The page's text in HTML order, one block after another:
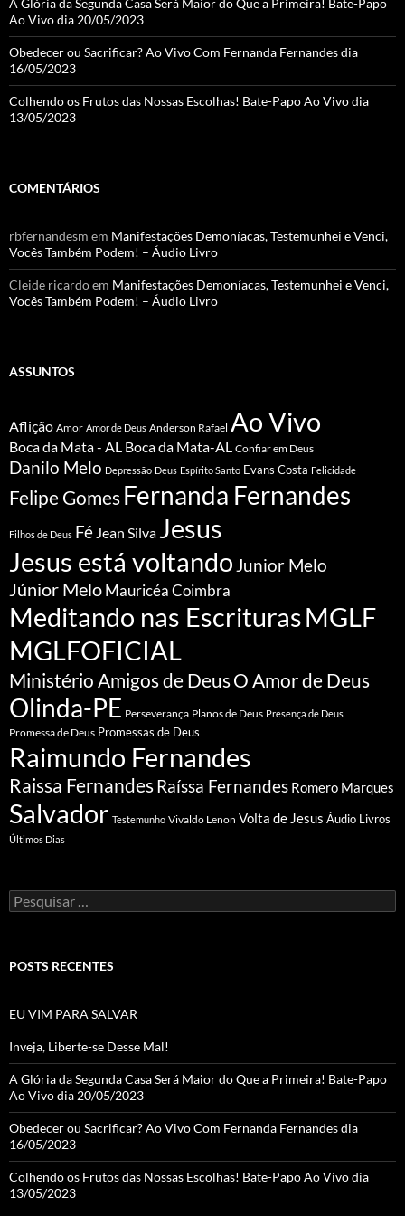
A Glória da Segunda Casa Será Maior do Que a Primeira! Bate-Papo
Ao Vivo dia 20/05/2023
Obedecer ou Sacrificar? Ao Vivo Com Fernanda Fernandes dia
16/05/2023
Colhendo os Frutos das Nossas Escolhas! Bate-Papo Ao Vivo dia
13/05/2023
COMENTÁRIOS
rbfernandesm em Manifestações Demoníacas, Testemunhei e Venci,
Vocês Também Podem! – Áudio Livro
Cleide ricardoem Manifestações Demoníacas, Testemunhei e Venci,
Vocês Também Podem! – Áudio Livro
ASSUNTOS
Aflição Amor Amor de Deus Anderson Rafael Ao Vivo
Boca da Mata - AL Boca da Mata-AL Confiar em Deus
Danilo Melo Depressão Deus Espírito Santo Evans Costa Felicidade
Felipe Gomes Fernanda Fernandes
Filhos de Deus Fé Jean Silva Jesus
Jesus está voltando Junior Melo
Júnior Melo Mauricéa Coimbra
Meditando nas EscriturasMGLF
MGLFOFICIAL
Ministério Amigos de DeusO Amor de Deus
Olinda-PE Perseverança Planos de Deus Presença de Deus
Promessa de Deus Promessas de Deus
Raimundo Fernandes
Raissa FernandesRaíssa Fernandes Romero Marques
Salvador Testemunho Vivaldo Lenon Volta de Jesus Áudio Livros
Últimos Dias
Pesquisar
por:
POSTS RECENTES
EU VIM PARA SALVAR
Inveja, Liberte-se Desse Mal!
A Glória da Segunda Casa Será Maior do Que a Primeira! Bate-Papo
Ao Vivo dia 20/05/2023
Obedecer ou Sacrificar? Ao Vivo Com Fernanda Fernandes dia
16/05/2023
Colhendo os Frutos das Nossas Escolhas! Bate-Papo Ao Vivo dia
13/05/2023